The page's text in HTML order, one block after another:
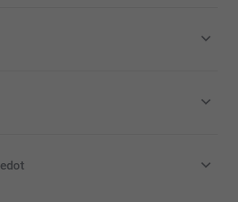
joulumukilla!
sisältävät arvonlisäveron ja